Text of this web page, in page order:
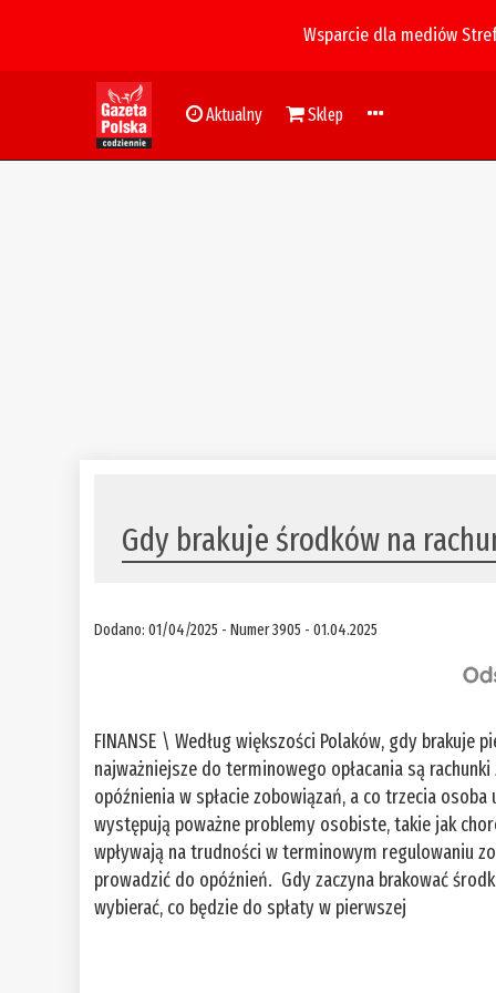
Wsparcie dla mediów
Aktualny Sklep
Gdy brakuje środków na
Dodano: 01/04/2025 - Numer 3905 - 01.04.2025
FINANSE \ Według większości Polaków, gdy
najważniejsze do terminowego opłacania są
opóźnienia w spłacie zobowiązań, a co trzecia
występują poważne problemy osobiste, takie jak
wpływają na trudności w terminowym regulowaniu
prowadzić do opóźnień. Gdy zaczyna brakować
wybierać, co będzie do spłaty w pierwszej